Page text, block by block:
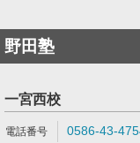
野田塾
一宮西校
0586-43-